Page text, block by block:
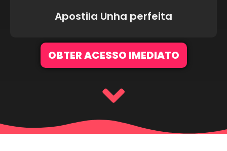
Apostila Unha perfeita
OBTER ACESSO IMEDIATO